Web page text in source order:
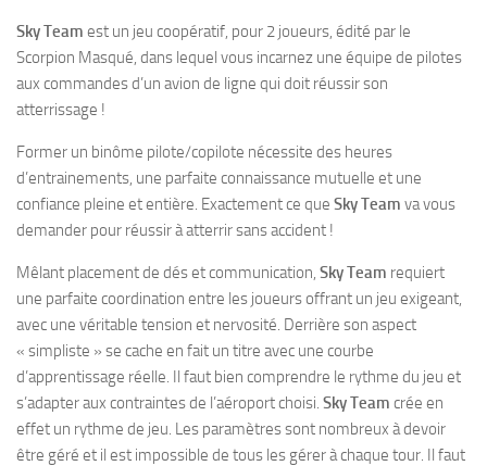
Sky Team est un jeu coopératif, pour 2 joueurs, édité par le
Scorpion Masqué, dans lequel vous incarnez une équipe de pilotes
aux commandes d’un avion de ligne qui doit réussir son
atterrissage !
Former un binôme pilote/copilote nécessite des heures
d’entrainements, une parfaite connaissance mutuelle et une
confiance pleine et entière. Exactement ce que Sky Team va vous
demander pour réussir à atterrir sans accident !
Mêlant placement de dés et communication, Sky Team requiert
une parfaite coordination entre les joueurs offrant un jeu exigeant,
avec une véritable tension et nervosité. Derrière son aspect
« simpliste » se cache en fait un titre avec une courbe
d’apprentissage réelle. Il faut bien comprendre le rythme du jeu et
s’adapter aux contraintes de l’aéroport choisi. Sky Team crée en
effet un rythme de jeu. Les paramètres sont nombreux à devoir
être géré et il est impossible de tous les gérer à chaque tour. Il faut